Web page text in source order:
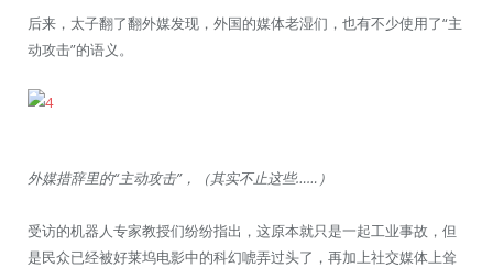
后来，太子翻了翻外媒发现，外国的媒体老湿们，也有不少使用了“主
动攻击”的语义。
外媒措辞里的“主动攻击”，（其实不止这些……）
受访的机器人专家教授们纷纷指出，这原本就只是一起工业事故，但
是民众已经被好莱坞电影中的科幻唬弄过头了，再加上社交媒体上耸